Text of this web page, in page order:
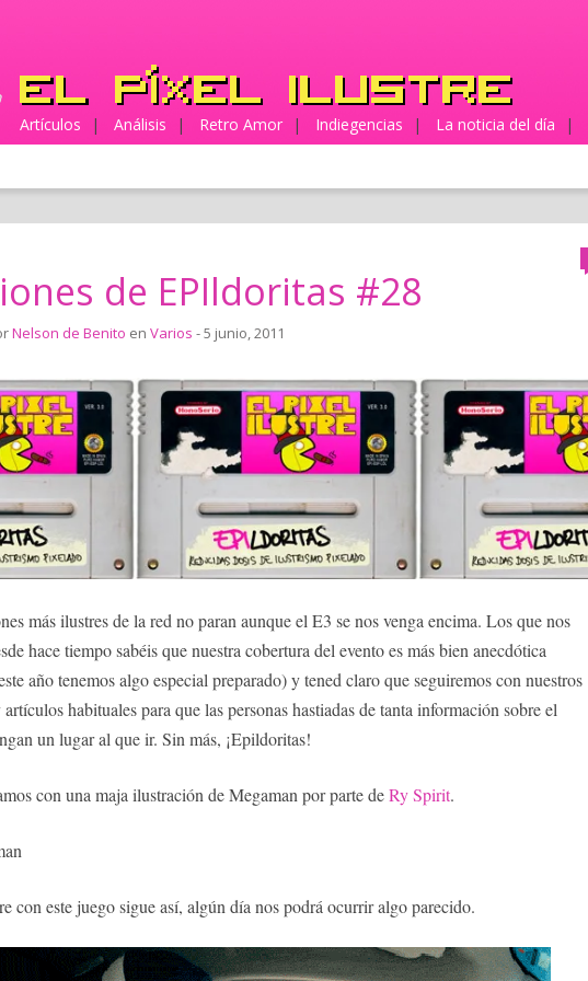
Artículos | Análisis | Retro Amor | Indiegencias | La noticia del día |
de EPIldoritas #28
Nelson de Benito en Varios - 5 junio, 2011
más ilustres de la red no paran aunque el E3 se nos venga encima. Los que nos
hace tiempo sabéis que nuestra cobertura del evento es más bien anecdótica
año tenemos algo especial preparado) y tened claro que seguiremos con nuestros
habituales para que las personas hastiadas de tanta información sobre el
un lugar al que ir. Sin más, ¡Epildoritas!
con una maja ilustración de Megaman por parte deRy Spirit.
con este juego sigue así, algún día nos podrá ocurrir algo parecido.